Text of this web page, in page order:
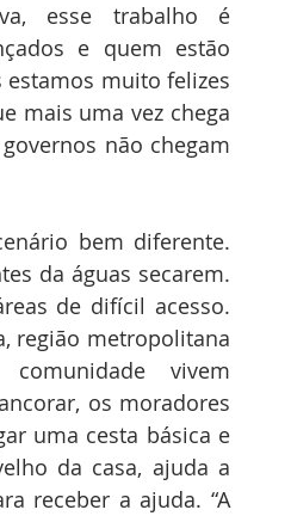
esse trabalho é
e quem estão
muito felizes
mais uma vez chega
não chegam
bem diferente.
da águas secarem.
de difícil acesso.
região metropolitana
vivem
os moradores
uma cesta básica e
da casa, ajuda a
receber a ajuda. “A